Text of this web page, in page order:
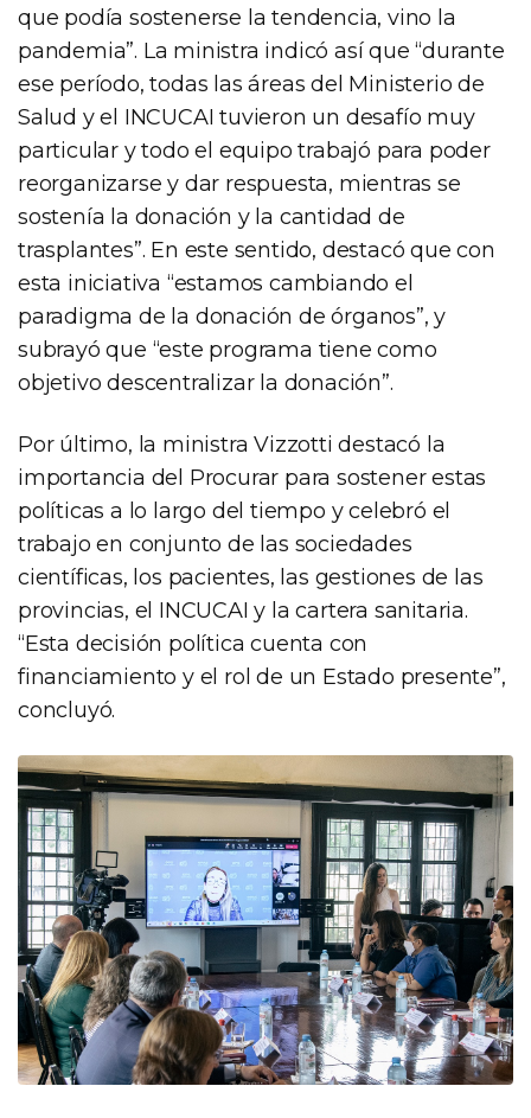
que podía sostenerse la tendencia, vino la
pandemia”. La ministra indicó así que “durante
ese período, todas las áreas del Ministerio de
Salud y el INCUCAI tuvieron un desafío muy
particular y todo el equipo trabajó para poder
reorganizarse y dar respuesta, mientras se
sostenía la donación y la cantidad de
trasplantes”. En este sentido, destacó que con
esta iniciativa “estamos cambiando el
paradigma de la donación de órganos”, y
subrayó que “este programa tiene como
objetivo descentralizar la donación”.
Por último, la ministra Vizzotti destacó la
importancia del Procurar para sostener estas
políticas a lo largo del tiempo y celebró el
trabajo en conjunto de las sociedades
científicas, los pacientes, las gestiones de las
provincias, el INCUCAI y la cartera sanitaria.
“Esta decisión política cuenta con
financiamiento y el rol de un Estado presente”,
concluyó.